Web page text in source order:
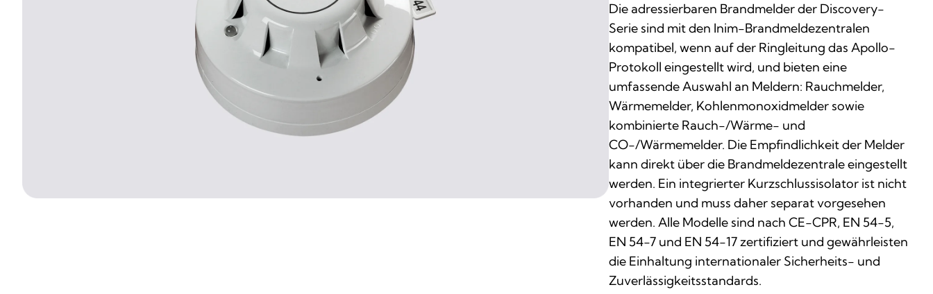
Die adressierbaren Brandmelder der Discovery-
Serie sind mit den Inim-Brandmeldezentralen
kompatibel, wenn auf der Ringleitung das Apollo-
Protokoll eingestellt wird, und bieten eine
umfassende Auswahl an Meldern: Rauchmelder,
Wärmemelder, Kohlenmonoxidmelder sowie
kombinierte Rauch-/Wärme- und
CO-/Wärmemelder. Die Empfindlichkeit der Melder
kann direkt über die Brandmeldezentrale eingestellt
werden. Ein integrierter Kurzschlussisolator ist nicht
vorhanden und muss daher separat vorgesehen
werden. Alle Modelle sind nach CE-CPR, EN 54-5,
EN 54-7 und EN 54-17 zertifiziert und gewährleisten
die Einhaltung internationaler Sicherheits- und
Zuverlässigkeitsstandards.